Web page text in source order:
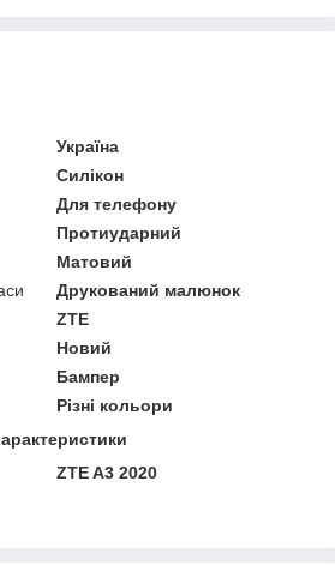
Україна
Силікон
Для телефону
Протиударний
Матовий
Друкований малюнок
ZTE
Новий
Бампер
Різні кольори
ZTE A3 2020